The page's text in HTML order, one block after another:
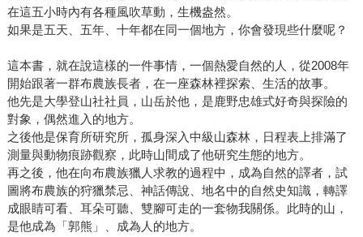
「我要讓我的老婆知道，你的家在這裡……」這群布農族人
在攀登的步伐間，讓bunun的靈魂重新活了過來，而雪羊一如
既往地用乾淨純粹的筆觸和眼光，描摹出屬於布農族的記憶
／技藝與文化。 無論此前你是否接觸過原住民的歷史，或者
你認不認識雪羊這位不可多得的山岳報導者，都誠摯邀請你
翻開這本書，看看動人的、發生在台灣山林裡的故事。
在這五小時內有各種風吹草動，生機盎然。
如果是五天、五年、十年都在同一個地方，你會發現些什麼呢？
這本書，就在說這樣的一件事情，一個熱愛自然的人，從2008年
開始跟著一群布農族長者，在一座森林裡探索、生活的故事。
他先是大學登山社社員，山岳於他，是鹿野忠雄式好奇與探險的
對象，偶然進入的地方。
之後他是保育所研究所，孤身深入中級山森林，日程表上排滿了
測量與動物痕跡觀察，此時山間成了他研究生態的地方。
再之後，他在向布農族獵人求教的過程中，成為自然的譯者，試
圖將布農族的狩獵禁忌、神話傳說、地名中的自然史知識，轉譯
成眼睛可看、耳朵可聽、雙腳可走的一套物我關係。此時的山，
是他成為「郭熊」、成為人的地方。